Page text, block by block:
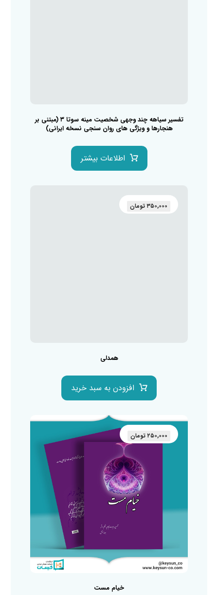
تفسیر سیاهه چند وجهی شخصیت مینه سوتا ۳ (مبتنی بر
هنجارها و ویژگی های روان سنجی نسخه ایرانی)
اطلاعات بیشتر
همدلی
۳۵۰,۰۰۰ تومان
افزودن به سبد خرید
خیام مست
۲۵۰,۰۰۰ تومان